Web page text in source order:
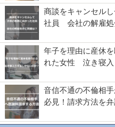
商談をキャンセル
社員 会社の解雇処
年子を理由に産休
れた女性 泣き寝入
音信不通の不倫相
必見！請求方法を